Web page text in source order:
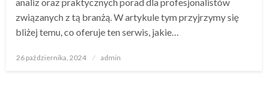
związanych z tą branżą. W artykule tym przyjrzymy się
bliżej temu, co oferuje ten serwis, jakie…
Opublikowane
26 października, 2024 admin